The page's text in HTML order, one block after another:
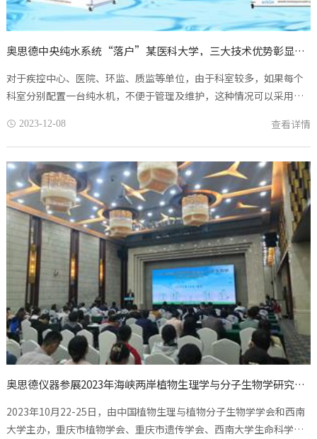
奥思德中央纯水系统“落户”某医科大学，三大技术优势彰显智造魅力
对于疾控中心、医院、环监、质监等单位，由于科室较多，如果每个
科室分别配置一台纯水机，不便于管理及维护，这种情况可以采用中
2R300T-R中央纯水系统...
 2023-12-08 查看详情
奥思德仪器参展2023年海峡两岸植物生理学与分子生物学研究与教学论坛
2023年10月22-25日，由中国植物生理与植物分子生物学学会和西南
大学主办，重庆市植物学会、重庆市遗传学会、西南大学生命科学学